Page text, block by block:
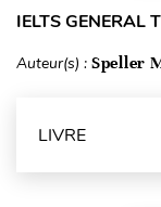
IELTS GENERAL
Auteur(s) : Speller
LIVRE